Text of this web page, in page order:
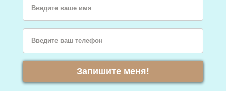
Введите ваше имя
Введите ваш телефон
Запишите меня!